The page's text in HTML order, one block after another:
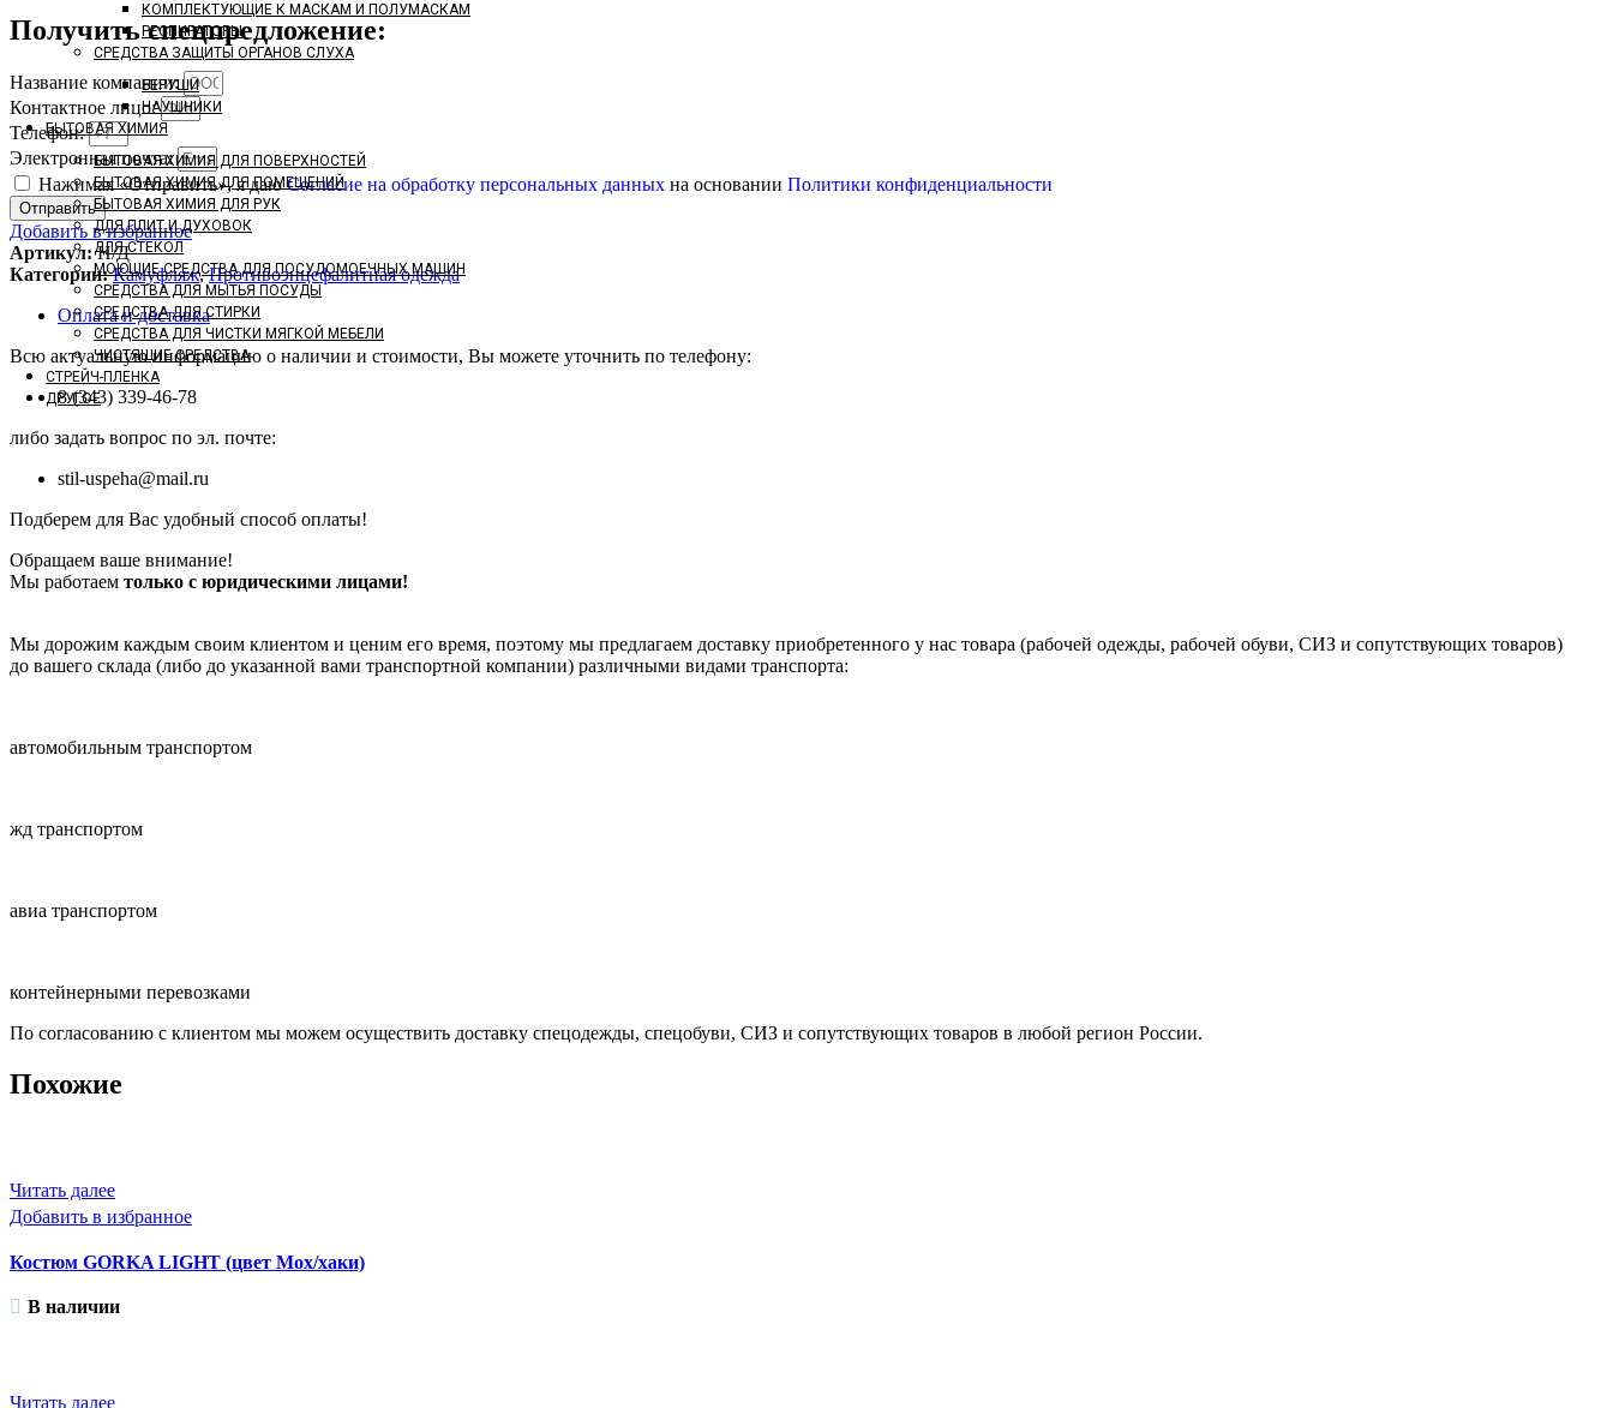
КОМПЛЕКТУЮЩИЕ К МАСКАМ И ПОЛУМАСКАМ
РЕСПИРАТОРЫ
СРЕДСТВА ЗАЩИТЫ ОРГАНОВ СЛУХА
БЕРУШИ
НАУШНИКИ
БЫТОВАЯ ХИМИЯ
БЫТОВАЯ ХИМИЯ ДЛЯ ПОВЕРХНОСТЕЙ
БЫТОВАЯ ХИМИЯ ДЛЯ ПОМЕЩЕНИЙ
БЫТОВАЯ ХИМИЯ ДЛЯ РУК
ДЛЯ ПЛИТ И ДУХОВОК
ДЛЯ СТЕКОЛ
МОЮЩИЕ СРЕДСТВА ДЛЯ ПОСУДОМОЕЧНЫХ МАШИН
СРЕДСТВА ДЛЯ МЫТЬЯ ПОСУДЫ
СРЕДСТВА ДЛЯ СТИРКИ
СРЕДСТВА ДЛЯ ЧИСТКИ МЯГКОЙ МЕБЕЛИ
ЧИСТЯЩИЕ СРЕДСТВА
СТРЕЙЧ-ПЛЕНКА
ДРУГОЕ
Получить спецпредложение:
Название компании:
Контактное лицо:
Телефон:
Электронная почта:
Нажимая «Отправить», я даюСогласие на обработку персональных данных на основании Политики конфиденциальности
Отправить
Добавить в избранное
Артикул:Н/Д
Категории: Камуфляж, Противоэнцефалитная одежда
Оплата и доставка
Всю актуальную информацию о наличии и стоимости, Вы можете уточнить по телефону:
8 (343) 339-46-78
либо задать вопрос по эл. почте:
stil-uspeha@mail.ru
Подберем для Вас удобный способ оплаты!
Обращаем ваше внимание!
Мы работаем только с юридическими лицами!
Мы дорожим каждым своим клиентом и ценим его время, поэтому мы предлагаем доставку приобретенного у нас товара (рабочей одежды, рабочей обуви, СИЗ и сопутствующих товаров)
до вашего склада (либо до указанной вами транспортной компании) различными видами транспорта:
автомобильным транспортом
жд транспортом
авиа транспортом
контейнерными перевозками
По согласованию с клиентом мы можем осуществить доставку спецодежды, спецобуви, СИЗ и сопутствующих товаров в любой регион России.
Похожие
Читать далее
Добавить в избранное
Костюм GORKA LIGHT (цвет Мох/хаки)
В наличии
Читать далее